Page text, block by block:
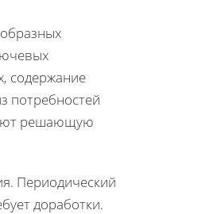
содержание
потребностей
решающую
Периодический
доработки.